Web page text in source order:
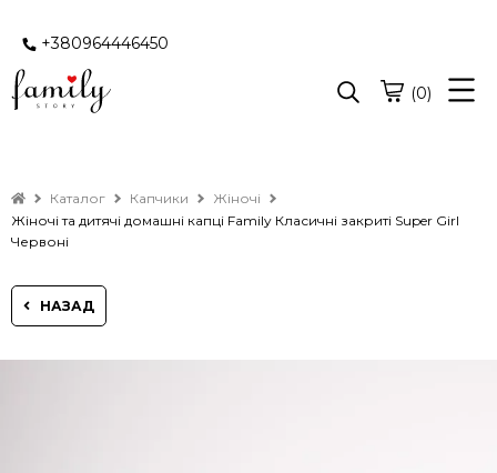
+380964446450
(0)
Каталог Капчики
Жіночі
Жіночі та дитячі домашні капці Family Класичні закриті Super Girl
Червоні
НАЗАД